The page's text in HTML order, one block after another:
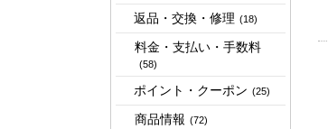
返品・交換・修理 (18)
料金・支払い・手数料
(58)
ポイント・クーポン (25)
商品情報 (72)